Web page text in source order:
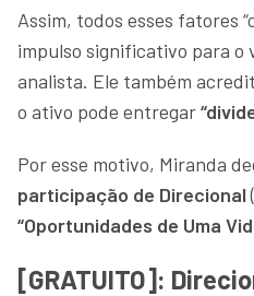
Assim, todos esses fatores
impulso significativo para o
analista. Ele também
o ativo pode entregar
Por esse motivo, Miranda
participação de Direcional(
“Oportunidades de Uma
[GRATUITO]: